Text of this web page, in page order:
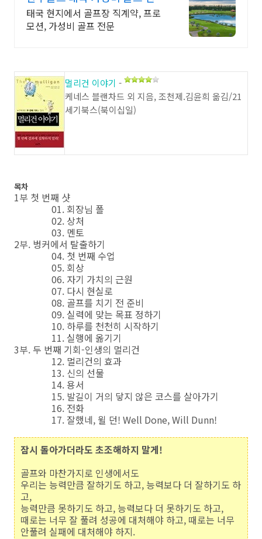
투어
태국 현지에서 골프장 직계약, 프로
모션, 가성비 골프 전문
멀리건 이야기 -
케네스 블랜차드 외 지음, 조천제.김윤희 옮김/21
세기북스(북이십일)
목차
1부 첫 번째 샷
01. 회장님 폴
02. 상처
03. 멘토
2부. 벙커에서 탈출하기
04. 첫 번째 수업
05. 회상
06. 자기 가치의 근원
07. 다시 현실로
08. 골프를 치기 전 준비
09. 실력에 맞는 목표 정하기
10. 하루를 천천히 시작하기
11. 실행에 옮기기
3부. 두 번째 기회-인생의 멀리건
12. 멀리건의 효과
13. 신의 선물
14. 용서
15. 발길이 거의 닿지 않은 코스를 살아가기
16. 전화
17. 잘했네, 윌 던! Well Done, Will Dunn!
잠시 돌아가더라도 초조해하지 말게!
골프와 마찬가지로 인생에서도
우리는 능력만큼 잘하기도 하고, 능력보다 더 잘하기도 하
고,
능력만큼 못하기도 하고, 능력보다 더 못하기도 하고,
때로는 너무 잘 풀려 성공에 대처해야 하고, 때로는 너무
안풀려 실패에 대처해야 하지.